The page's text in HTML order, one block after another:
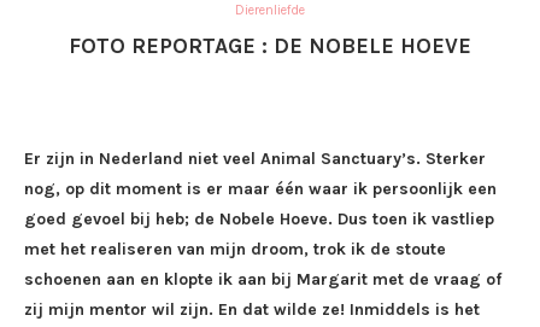
Dierenliefde
FOTO REPORTAGE : DE NOBELE HOEVE
Er zijn in Nederland niet veel Animal Sanctuary’s. Sterker
nog, op dit moment is er maar één waar ik persoonlijk een
goed gevoel bij heb; de Nobele Hoeve. Dus toen ik vastliep
met het realiseren van mijn droom, trok ik de stoute
schoenen aan en klopte ik aan bij Margarit met de vraag of
zij mijn mentor wil zijn. En dat wilde ze! Inmiddels is het